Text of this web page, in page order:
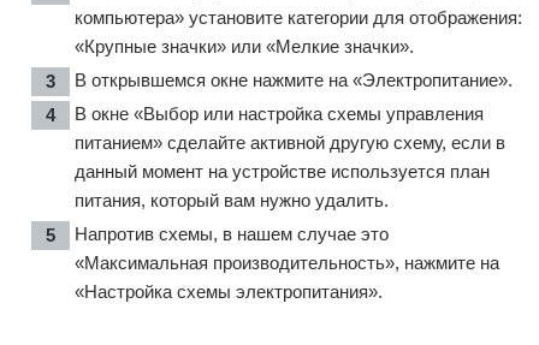
компьютера» установите категории для отображения:
«Крупные значки» или «Мелкие значки».
В открывшемся окне нажмите на «Электропитание».
В окне «Выбор или настройка схемы управления
питанием» сделайте активной другую схему, если в
данный момент на устройстве используется план
питания, который вам нужно удалить.
Напротив схемы, в нашем случае это
«Максимальная производительность», нажмите на
«Настройка схемы электропитания».